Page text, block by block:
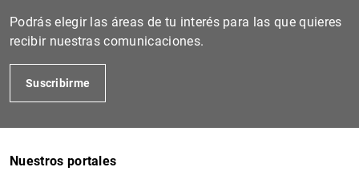
Podrás elegir las áreas de tu interés para las que quieres
recibir nuestras comunicaciones.
Suscribirme
Nuestros portales